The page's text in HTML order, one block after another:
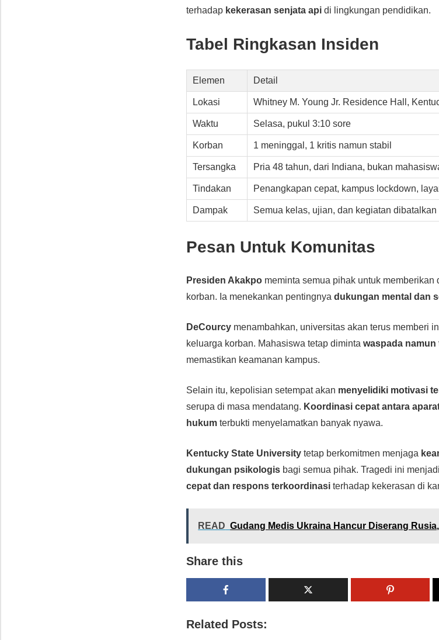
terhadap kekerasan senjata api di lingkungan pendidikan.
Tabel Ringkasan Insiden
Elemen Detail
Lokasi Whitney M. Young Jr. Residence Hall,
Waktu Selasa, pukul 3:10 sore
Korban 1 meninggal, 1 kritis namun stabil
Tersangka Pria 48 tahun, dari Indiana, bukan
Tindakan Penangkapan cepat, kampus lockdown,
Dampak Semua kelas, ujian, dan kegiatan
Pesan Untuk Komunitas
Presiden Akakpo meminta semua pihak untuk
korban. Ia menekankan pentingnyadukungan mental dan
DeCourcy menambahkan, universitas akan terus memberi
keluarga korban. Mahasiswa tetap dimintawaspada namun
memastikan keamanan kampus.
Selain itu, kepolisian setempat akan menyelidiki motivasi
serupa di masa mendatang. Koordinasi cepat antara
hukum terbukti menyelamatkan banyak nyawa.
Kentucky State University tetap berkomitmen menjaga
dukungan psikologis bagi semua pihak. Tragedi ini
cepat dan respons terkoordinasi terhadap kekerasan di
READ Gudang Medis Ukraina Hancur Diserang
Share this
Related Posts: